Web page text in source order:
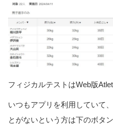
フィジカルテストはWeb版
いつもアプリを利用していて
とがないという方は下のボタ